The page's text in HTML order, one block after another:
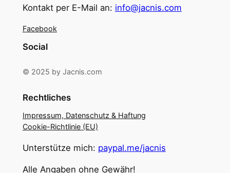
Kontakt per E-Mail an: info@jacnis.com
Facebook
Social
© 2025 by Jacnis.com
Rechtliches
Impressum, Datenschutz & Haftung
Cookie-Richtlinie (EU)
Unterstütze mich: paypal.me/jacnis
Alle Angaben ohne Gewähr!